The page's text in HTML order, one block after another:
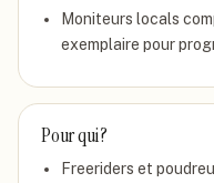
Moniteurs locals
exemplaire pour
Pour qui ?
Freeriders et